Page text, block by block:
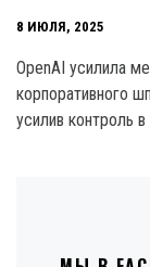
8 ИЮЛЯ, 2025
OpenAI усилила
корпоративного
усилив контроль в